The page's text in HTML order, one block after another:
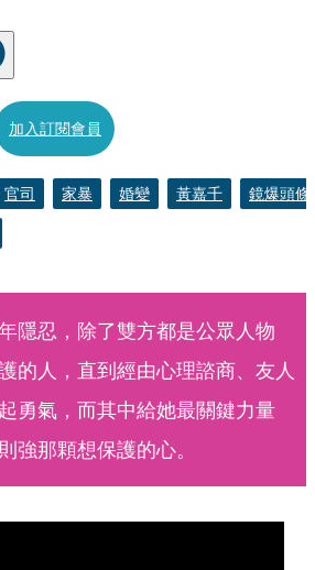
加入訂閱會員
官司 家暴 婚變 黃嘉千
鏡爆頭條
隱忍，除了雙方都是公眾人物
的人，直到經由心理諮商、友人
勇氣，而其中給她最關鍵力量
強那顆想保護的心。